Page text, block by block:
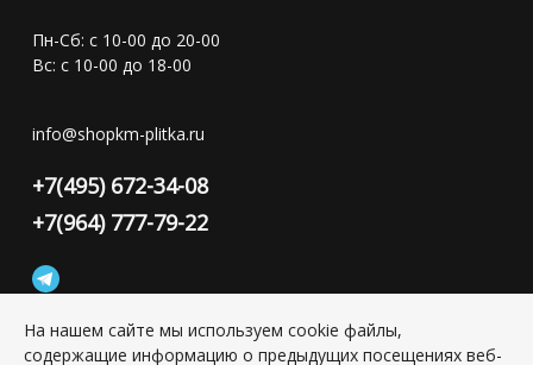
Пн-Сб: с 10-00 до 20-00
Вс: с 10-00 до 18-00
info@shopkm-plitka.ru
+7(495) 672-34-08
+7(964) 777-79-22
На нашем сайте мы используем cookie файлы,
содержащие информацию о предыдущих посещениях веб-